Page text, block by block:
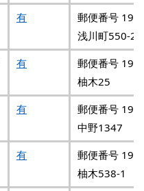
有
郵便番号
浅川町550-22
有
郵便番号
柚木25
有
郵便番号
中野1347
有
郵便番号
柚木538-1